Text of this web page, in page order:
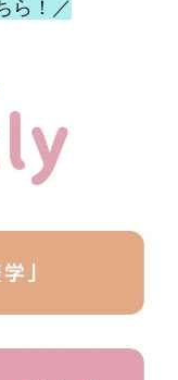
ら！／